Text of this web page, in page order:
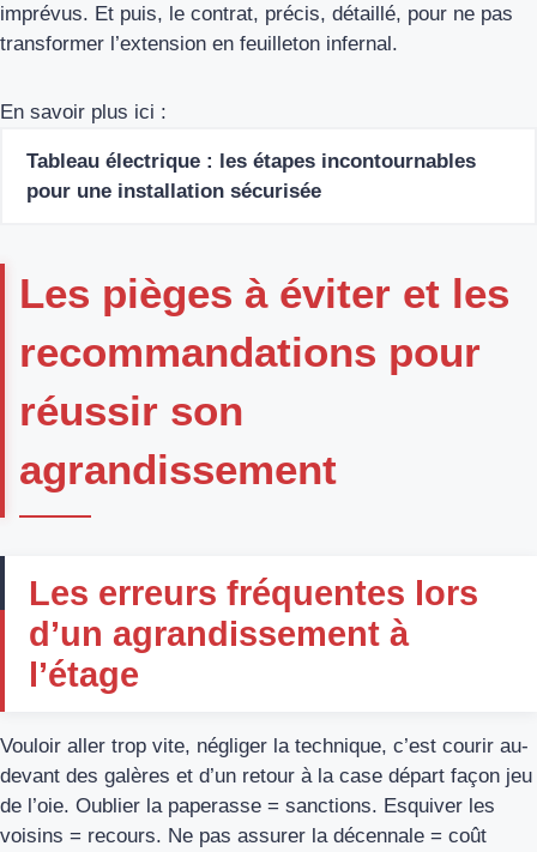
imprévus. Et puis, le contrat, précis, détaillé, pour ne pas
transformer l’extension en feuilleton infernal.
En savoir plus ici :
Tableau électrique : les étapes incontournables
pour une installation sécurisée
Les pièges à éviter et les
recommandations pour
réussir son
agrandissement
Les erreurs fréquentes lors
d’un agrandissement à
l’étage
Vouloir aller trop vite, négliger la technique, c’est courir au-
devant des galères et d’un retour à la case départ façon jeu
de l’oie. Oublier la paperasse = sanctions. Esquiver les
voisins = recours. Ne pas assurer la décennale = coût